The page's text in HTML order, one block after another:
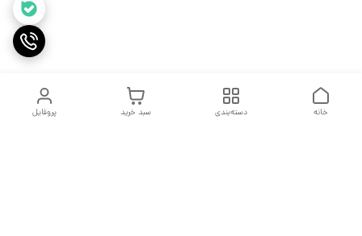
پروفایل سبد خرید دسته‌بندی خانه